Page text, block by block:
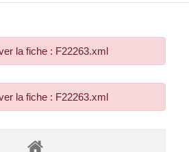
la fiche : F22263.xml
la fiche : F22263.xml